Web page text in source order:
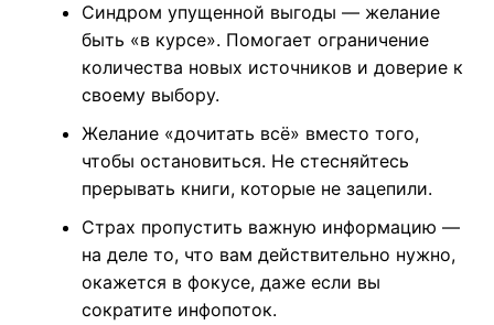
Синдром упущенной выгоды — желание
быть «в курсе». Помогает ограничение
количества новых источников и доверие к
своему выбору.
Желание «дочитать всё» вместо того,
чтобы остановиться. Не стесняйтесь
прерывать книги, которые не зацепили.
Страх пропустить важную информацию —
на деле то, что вам действительно нужно,
окажется в фокусе, даже если вы
сократите инфопоток.